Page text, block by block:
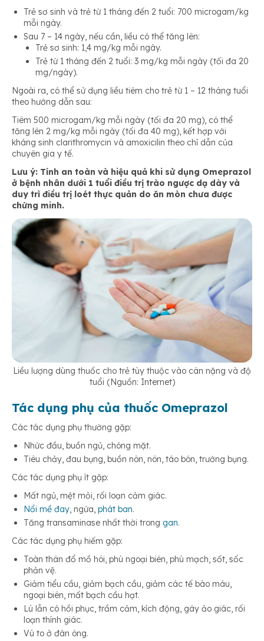
Trẻ sơ sinh và trẻ từ 1 tháng đến 2 tuổi: 700 microgam/kg
mỗi ngày.
Sau 7 – 14 ngày, nếu cần, liều có thể tăng lên:
Trẻ sơ sinh: 1,4 mg/kg mỗi ngày.
Trẻ từ 1 tháng đến 2 tuổi: 3 mg/kg mỗi ngày (tối đa 20
mg/ngày).
Ngoài ra, có thể sử dụng liều tiêm cho trẻ từ 1 – 12 tháng tuổi
theo hướng dẫn sau:
Tiêm 500 microgam/kg mỗi ngày (tối đa 20 mg), có thể
tăng lên 2 mg/kg mỗi ngày (tối đa 40 mg), kết hợp với
kháng sinh clarithromycin và amoxicilin theo chỉ dẫn của
chuyên gia y tế.
Lưu ý: Tính an toàn và hiệu quả khi sử dụng Omeprazol
ở bệnh nhân dưới 1 tuổi điều trị trào ngược dạ dày và
duy trì điều trị loét thực quản do ăn mòn chưa được
chứng minh.
Liều lượng dùng thuốc cho trẻ tùy thuộc vào cân nặng và độ
tuổi (Nguồn: Internet)
Tác dụng phụ của thuốc Omeprazol
Các tác dụng phụ thường gặp:
Nhức đầu, buồn ngủ, chóng mặt.
Tiêu chảy, đau bụng, buồn nôn, nôn, táo bón, trướng bụng.
Các tác dụng phụ ít gặp:
Mất ngủ, mệt mỏi, rối loạn cảm giác.
Nổi mề đay, ngứa, phát ban.
Tăng transaminase nhất thời trong gan.
Các tác dụng phụ hiếm gặp:
Toàn thân đổ mồ hôi, phù ngoại biên, phù mạch, sốt, sốc
phản vệ.
Giảm tiểu cầu, giảm bạch cầu, giảm các tế bào máu,
ngoại biên, mất bạch cầu hạt.
Lú lẫn có hồi phục, trầm cảm, kích động, gây ảo giác, rối
loạn thính giác.
Vú to ở đàn ông.